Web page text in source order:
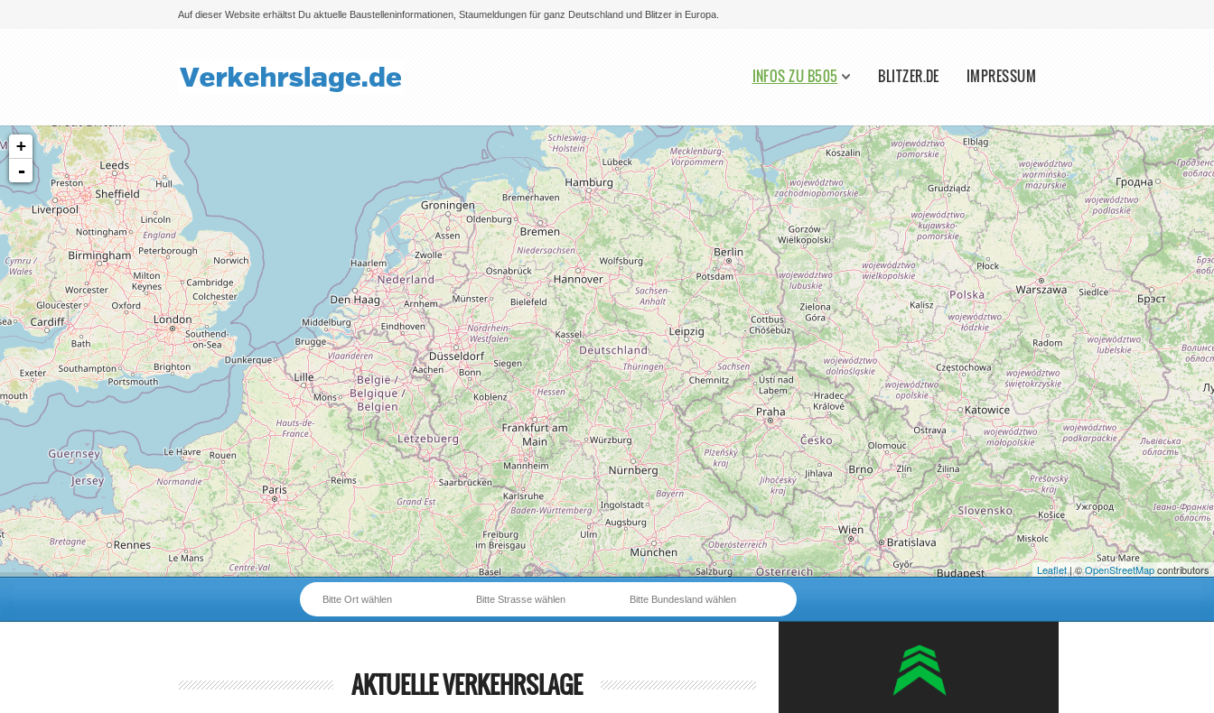
Auf dieser Website erhältst Du aktuelle Baustelleninformationen, Staumeldungen für ganz Deutschland und Blitzer in Europa.
Bitte auswählen
INFOS ZU B505 BLITZER.DE IMPRESSUM
+
-
Leaflet| ©OpenStreetMapcontributors
Bitte Bundesland wählen
Bitte Strasse wählen
Bitte Ort wählen
AKTUELLE VERKEHRSLAGE